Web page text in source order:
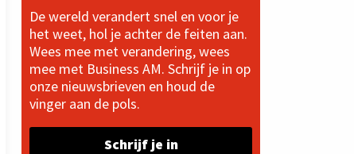
De wereld verandert snel en voor je
het weet, hol je achter de feiten aan.
Wees mee met verandering, wees
mee met Business AM. Schrijf je in op
onze nieuwsbrieven en houd de
vinger aan de pols.
Schrijf je in